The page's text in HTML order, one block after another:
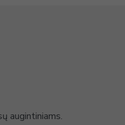
augintiniams.